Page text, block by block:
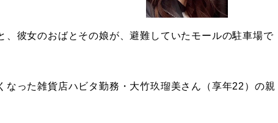
、彼女のおばとその娘が、避難していたモールの駐車場で
った雑貨店ハビタ勤務・大竹玖瑠美さん（享年22）の親